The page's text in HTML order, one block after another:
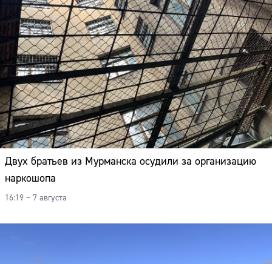
Двух братьев из Мурманска осудили за организацию
наркошопа
16:19 – 7 августа